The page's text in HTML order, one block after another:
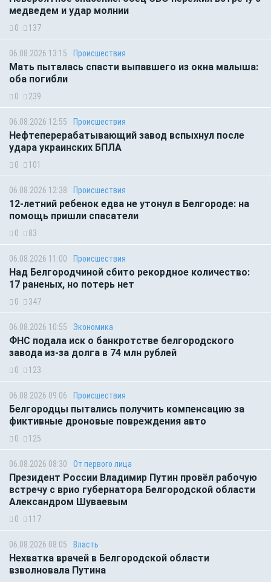
медведем и удар молнии
0 137
06.08.2026 13:15 Происшествия
Мать пыталась спасти выпавшего из окна малыша:
оба погибли
0 239
06.08.2026 12:55 Происшествия
Нефтеперерабатывающий завод вспыхнул после
удара украинских БПЛА
0 101
06.08.2026 12:38 Происшествия
12-летний ребенок едва не утонул в Белгороде: на
помощь пришли спасатели
0 83
06.08.2026 11:00 Происшествия
Над Белгородчиной сбито рекордное количество:
17 раненых, но потерь нет
0 347
06.08.2026 10:55 Экономика
ФНС подала иск о банкротстве белгородского
завода из-за долга в 74 млн рублей
0 123
06.08.2026 09:06 Происшествия
Белгородцы пытались получить компенсацию за
фиктивные дроновые повреждения авто
0 125
06.08.2026 08:30 От первого лица
Президент России Владимир Путин провёл рабочую
встречу с врио губернатора Белгородской области
Александром Шуваевым
0 117
06.08.2026 08:05 Власть
Нехватка врачей в Белгородской области
взволновала Путина